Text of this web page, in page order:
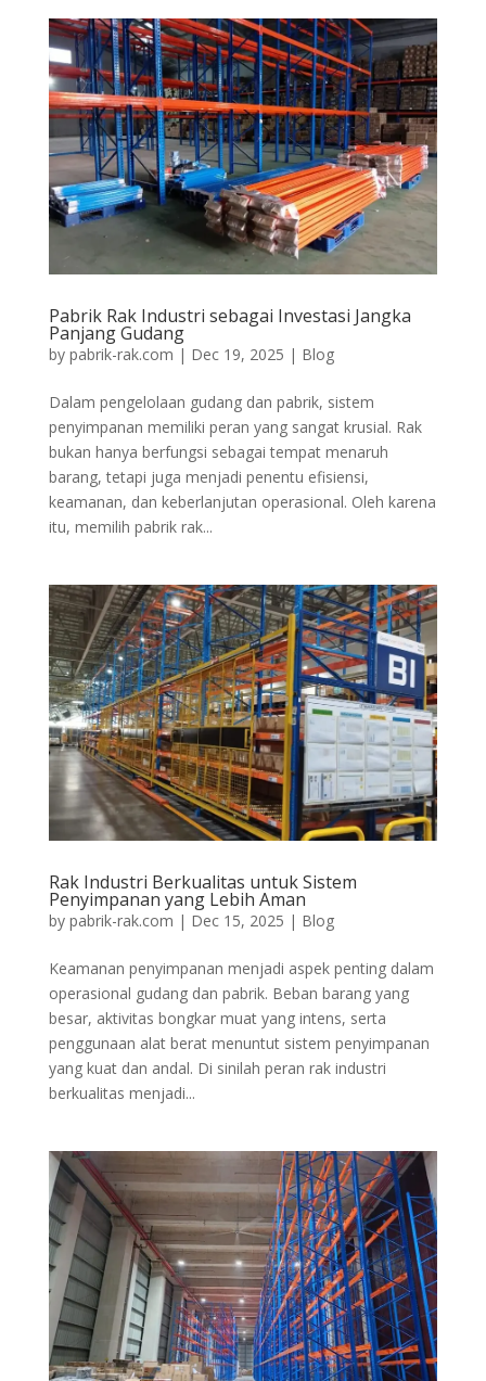
Pabrik Rak Industri sebagai Investasi Jangka
Panjang Gudang
by pabrik-rak.com | Dec 19, 2025 | Blog
Dalam pengelolaan gudang dan pabrik, sistem
penyimpanan memiliki peran yang sangat krusial. Rak
bukan hanya berfungsi sebagai tempat menaruh
barang, tetapi juga menjadi penentu efisiensi,
keamanan, dan keberlanjutan operasional. Oleh karena
itu, memilih pabrik rak...
Rak Industri Berkualitas untuk Sistem
Penyimpanan yang Lebih Aman
by pabrik-rak.com | Dec 15, 2025 | Blog
Keamanan penyimpanan menjadi aspek penting dalam
operasional gudang dan pabrik. Beban barang yang
besar, aktivitas bongkar muat yang intens, serta
penggunaan alat berat menuntut sistem penyimpanan
yang kuat dan andal. Di sinilah peran rak industri
berkualitas menjadi...